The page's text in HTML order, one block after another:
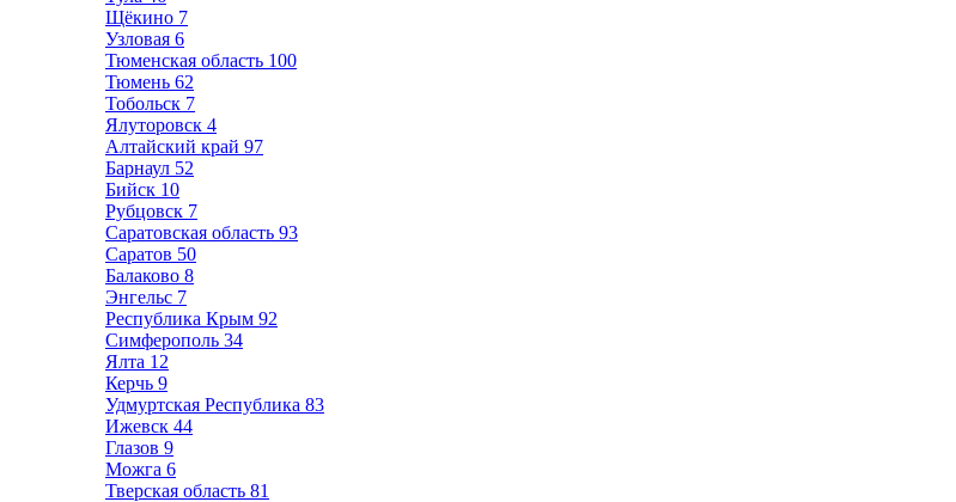
Щёкино 7
Узловая 6
Тюменская область 100
Тюмень 62
Тобольск 7
Ялуторовск 4
Алтайский край 97
Барнаул 52
Бийск 10
Рубцовск 7
Саратовская область 93
Саратов 50
Балаково 8
Энгельс 7
Республика Крым 92
Симферополь 34
Ялта 12
Керчь 9
Удмуртская Республика 83
Ижевск 44
Глазов 9
Можга 6
Тверская область 81